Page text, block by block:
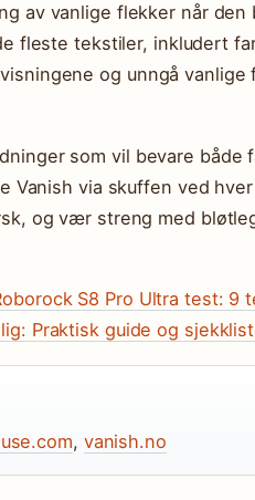
av vanlige flekker når
fleste tekstiler, inkludert
og unngå
som vil bevare
Vanish via skuffen ved
og vær streng med
S8 Pro Ultra test: 9
Praktisk guide og
, vanish.no